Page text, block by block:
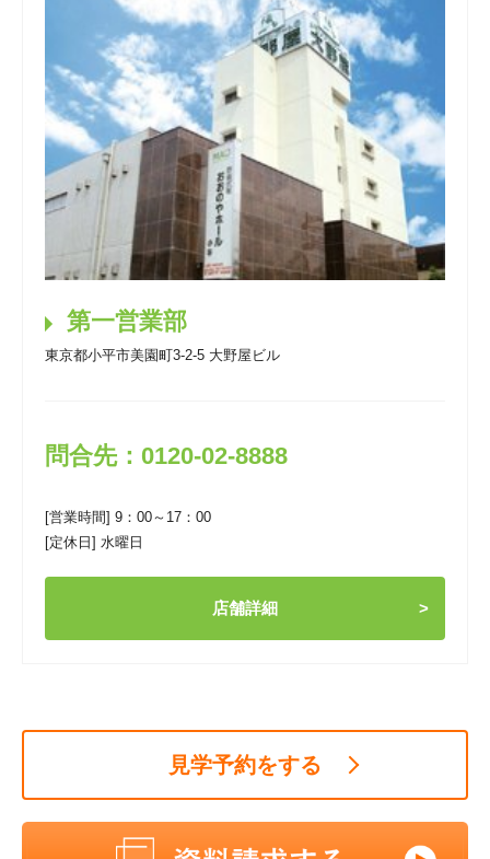
第一営業部
東京都小平市美園町3-2-5 大野屋ビル
問合先：0120-02-8888
[営業時間] 9：00～17：00
[定休日] 水曜日
店舗詳細
見学予約をする